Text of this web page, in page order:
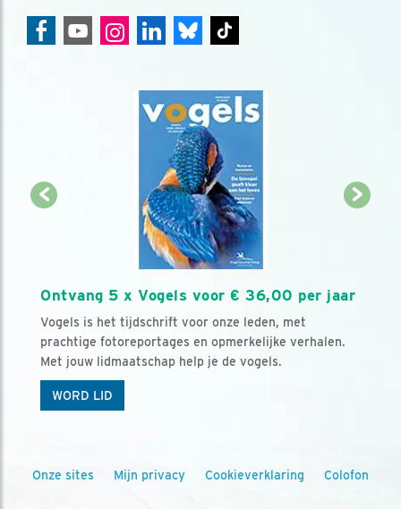
Ontvang 5 x Vogels voor € 36,00 per jaar
Vogels is het tijdschrift voor onze leden, met
prachtige fotoreportages en opmerkelijke verhalen.
Met jouw lidmaatschap help je de vogels.
WORD LID
Onze sites Mijn privacy Cookieverklaring Colofon